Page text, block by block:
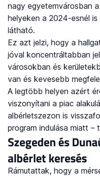
nagy egyetemvárosban
helyeken a 2024-esnél
látható.
Ez azt jelzi, hogy a
jóval koncentráltabban
városokban és
van és kevesebb
A legtöbb helyen azért
viszonyítani a piac
albérletszezon is
program indulása miatt
Szegeden és
albérlet keresés
Rámutattak, hogy a